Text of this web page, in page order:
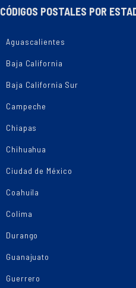
CÓDIGOS POSTALES POR
Aguascalientes
Baja California
Baja California Sur
Campeche
Chiapas
Chihuahua
Ciudad de México
Coahuila
Colima
Durango
Guanajuato
Guerrero